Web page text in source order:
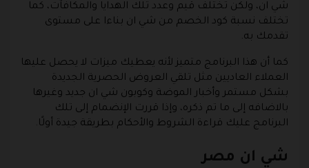
شي ان، ولكن تختلف قيم وعدد تلك الهدايا والمكافآت، كما
تختلف نسبة كود الخصم من شي ان بناءا على مستوى
تقدمك به.
كما أن هذا البرنامج متميز لأنه يعطيك ميزات لا يحصل عليها
العملاء العاديين مثل تلقي العروض الحصرية الجديدة
بشكل مستمر وأخبار الموضة وكوبون شي ان جديد وغيرها
بالاضافه إلى ما تم ذكره، وإذا قررت الإنضمام إلى تلك
البرنامج عليك قراءة الشروط والأحكام بطريقة جيدة أولًا.
شي ان مصر